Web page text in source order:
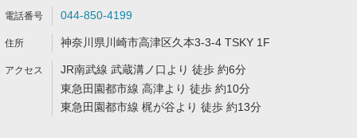
044-850-4199
神奈川県川崎市高津区久本3-3-4 TSKY 1F
JR南武線 武蔵溝ノ口より 徒歩 約6分
東急田園都市線 高津より 徒歩 約10分
東急田園都市線 梶が谷より 徒歩 約13分